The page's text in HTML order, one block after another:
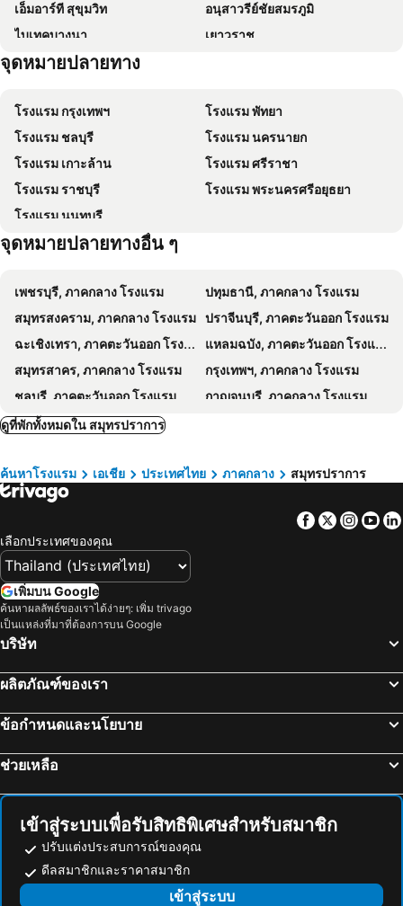
โรงแรม แรมแบรนดท์ กรุงเทพฯ
The Quarter Phromphong By Uhg
Carlton Hotel Bangkok Sukhumvit
The Salil Hotel Riverside
Marigold Sukhumvit
โรงแรมอีสติน แกรนด์ สาธร
The Publyc Hotel
แกรนด์ เซ็นเตอร์ พอยต์ สุขุมวิท 55
Hilton Bangkok Grand Asoke
แรมแบรนดท์ เรสซิเดนซ์ กรุงเทพฯ
โรงแรมดุสิตธานี กรุงเทพ
The Rose Residence
Shama Luxe Sukhumvit Bangkok
Wellness Stay & Hotel Sukhumvit 107
Ramada by Wyndham Bangkok Sukhumvit 11
บันยันทรี กรุงเทพ
Night Hotel Bangkok - Sukhumvit 15
แอนเน็กซ์ ลุมพินี กรุงเทพ
เลอบัว แอท สเตท ทาวเวอร์
INNSiDE by Meliá Bangkok Sukhumvit
เรด แพลนเนต อโศก กรุงเทพ
FuramaXclusive Sathorn, Bangkok
โรงแรมเดอะ โฟร์วิงส์ กรุงเทพ
Emm House
Relax Villa
Kinton Hotel
Japantown
Usa Bay Villa
Koon Hotel Sukhumvit
D Eco Wellness Center
Thongtara House Boutique Hotel
Clef Hotel
โรงแรมโคโค่
Sukhum Suvarnabhumi Airport Guest House
Novotel Bangkok Bangna
UNI HOSTEL
ซอเมอร์เซท เอกมัย กรุงเทพฯ
The Loft 77 Hotel
เอ็มอาร์ที สุขุมวิท
อนุสาวรีย์ชัยสมรภูมิ
ไบเทคบางนา
เยาวราช
บีทีเอส นานา
ล่องเรือแม่น้ำเจ้าพระยา และวัดอรุณ
สยามพารากอน
สยามสแควร์
มาบุญครอง
วัดอรุณ
บีทีเอส สยาม
เมืองโบราณ
ฟาร์มจระเข้และสวนสัตว์สมุทรปราการ
บีทีเอส สำโรง
บีทีเอส บางนา
กลาสเทค เอเชีย
ซับคอน ไทยแลนด์
บีทีเอส ทองหล่อ
พัฒน์พงศ์
สนามมวยลุมพินี
เอ็มอาร์ที สีลม
MRT Phetchaburi
งานมหกรรมการศึกษาต่อต่างประเทศ
บีทีเอส ปุณณวิถี
จุดหมายปลายทาง
โรงแรม กรุงเทพฯ
โรงแรม พัทยา
โรงแรม ชลบุรี
โรงแรม นครนายก
โรงแรม เกาะล้าน
โรงแรม ศรีราชา
โรงแรม ราชบุรี
โรงแรม พระนครศรีอยุธยา
โรงแรม นนทบุรี
จุดหมายปลายทางอื่น ๆ
เพชรบุรี, ภาคกลาง โรงแรม
ปทุมธานี, ภาคกลาง โรงแรม
สมุทรสงคราม, ภาคกลาง โรงแรม ปราจีนบุรี, ภาคตะวันออก โรงแรม
ฉะเชิงเทรา, ภาคตะวันออก โรงแรม
แหลมฉบัง, ภาคตะวันออก โรงแรม
สมุทรสาคร, ภาคกลาง โรงแรม
กรุงเทพฯ, ภาคกลาง โรงแรม
ชลบุรี, ภาคตะวันออก โรงแรม
กาญจนบุรี, ภาคกลาง โรงแรม
ราชบุรี, ภาคตะวันตก โรงแรม
พัทยา, ภาคตะวันออก โรงแรม
หัวหิน, ภาคกลาง โรงแรม
เชียงใหม่, ภาคเหนือ โรงแรม
ภูเก็ตทาวน์, ภาคใต้ โรงแรม
ดูที่พักทั้งหมดใน สมุทรปราการ
ค้นหาโรงแรม เอเชีย ประเทศไทย ภาคกลาง สมุทรปราการ
Facebook
Twitter
เลือกประเทศของคุณ
เพิ่มบน Google
ค้นหาผลลัพธ์ของเราได้ง่ายๆ: เพิ่ม trivago
เป็นแหล่งที่มาที่ต้องการบน Google
บริษัท
ผลิตภัณฑ์ของเรา
ข้อกำหนดและนโยบาย
ช่วยเหลือ
เข้าสู่ระบบเพื่อรับสิทธิพิเศษสำหรับสมาชิก
ปรับแต่งประสบการณ์ของคุณ
ดีลสมาชิกและราคาสมาชิก
เข้าสู่ระบบ